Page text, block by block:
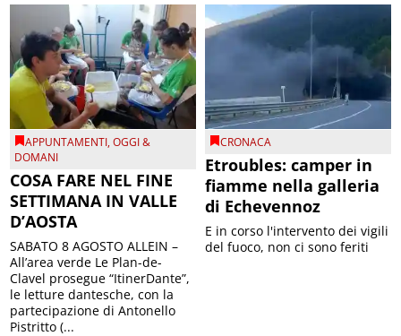
APPUNTAMENTI,OGGI &
DOMANI
COSA FARE NEL FINE
SETTIMANA IN VALLE
D’AOSTA
SABATO 8 AGOSTO ALLEIN –
All’area verde Le Plan-de-
Clavel prosegue “ItinerDante”,
le letture dantesche, con la
partecipazione di Antonello
Pistritto (...
CRONACA
Etroubles: camper in
fiamme nella galleria
di Echevennoz
E in corso l'intervento dei vigili
del fuoco, non ci sono feriti